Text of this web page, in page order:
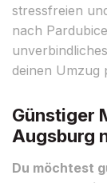
stressfreien
nach
deinen Umzug
Günstiger
Augsburg
Du möchtest